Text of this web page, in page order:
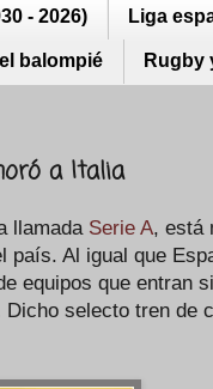
- 2026) Liga
balompié Rugby
a Italia
llamada Serie A, está
país. Al igual que
equipos que entran
selecto tren de